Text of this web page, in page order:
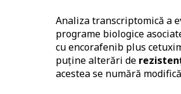
Analiza transcriptomică a
programe biologice
cu encorafenib plus
puține alterări de
acestea se numără